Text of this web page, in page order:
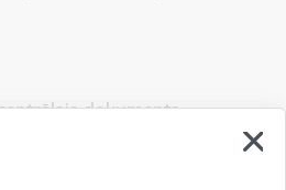
dokuments
rakstisks eksperta atzinums, un